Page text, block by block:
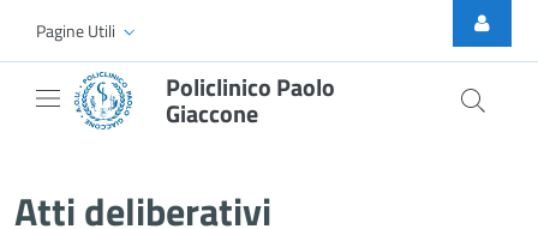
Skip to Main Content
Pagine Utili
Policlinico Paolo
Giaccone
Atti deliberativi